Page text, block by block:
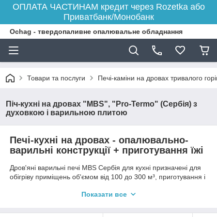
ОПЛАТА ЧАСТИНАМ кредит через Rozetka або
Приватбанк/Монобанк
Ochag - твердопаливне опалювальне обладнання
Товари та послуги Печі-каміни на дровах тривалого
Піч-кухні на дровах "MBS", "Pro-Termo" (Сербія) з
духовкою і варильною плитою
Печі-кухні на дровах - опалювально-
варильні конструкції + приготування їжі
Дров'яні варильні печі MBS Сербія для кухні призначені для
обігріву приміщень об'ємом від 100 до 300 м³, приготування і
використовуються для центрального опалення будинку.
Показати все